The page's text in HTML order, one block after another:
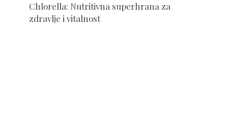
Chlorella: Nutritivna superhrana za
zdravlje i vitalnost